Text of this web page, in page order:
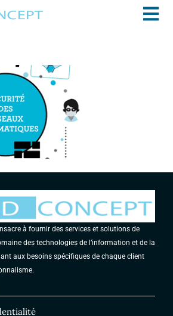
à fournir des services et solutions de
des technologies de l’information et de la
aux besoins spécifiques de chaque client